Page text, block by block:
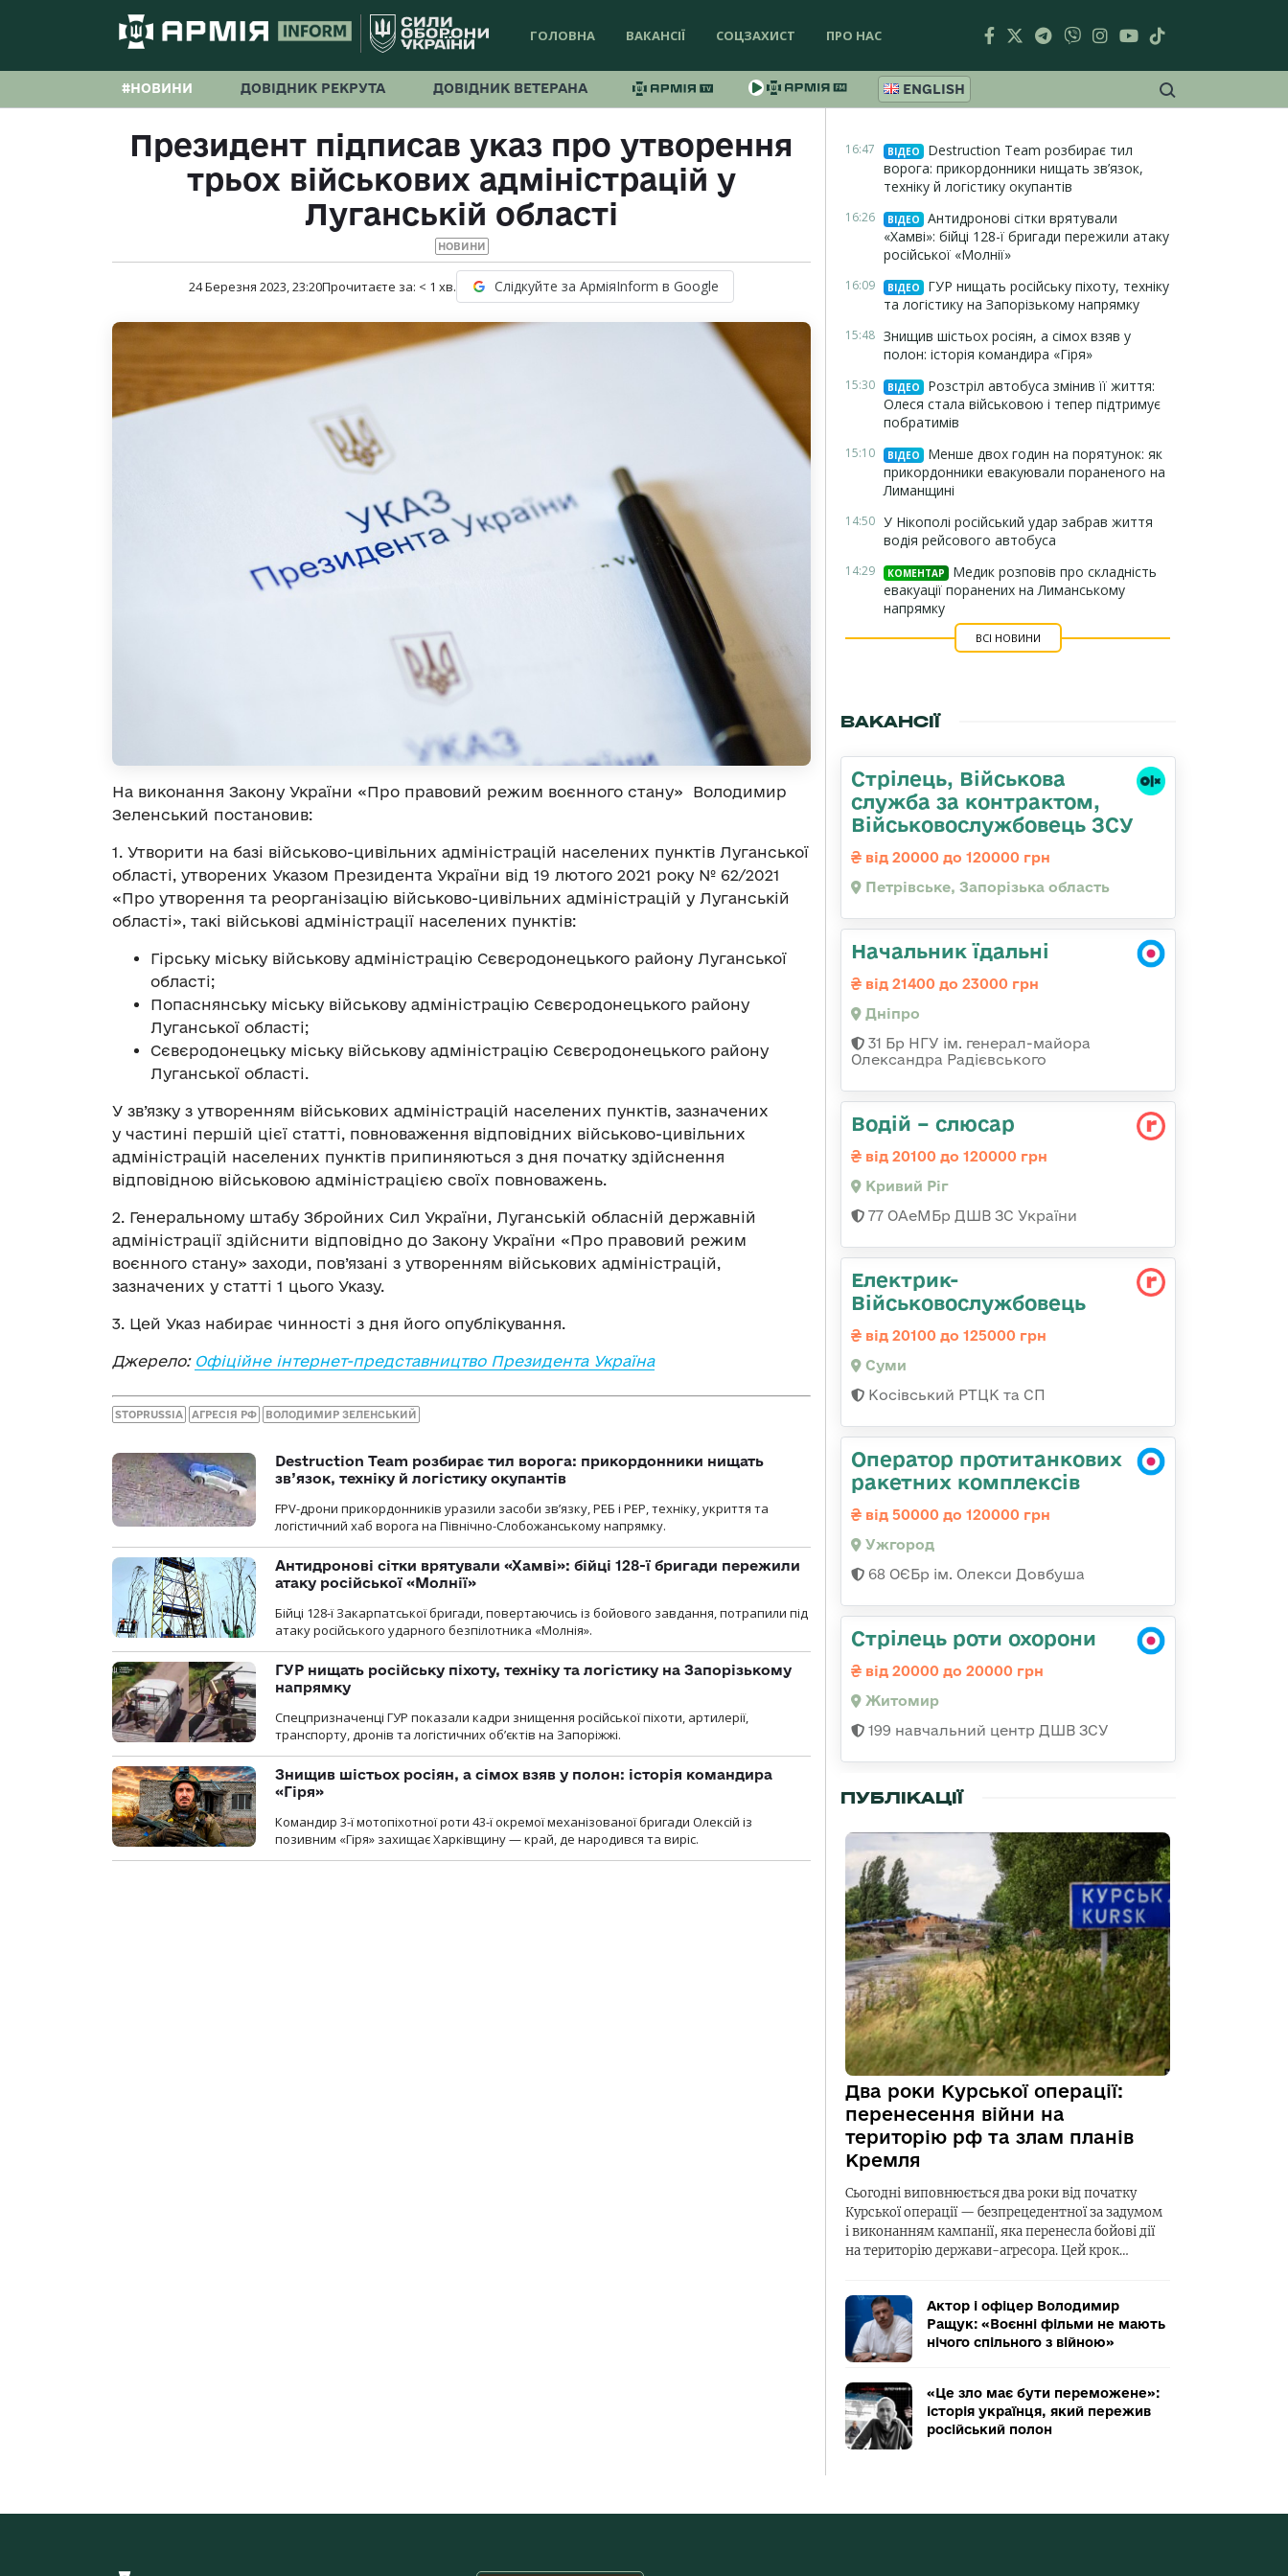
ГОЛОВНА ВАКАНСІЇ СОЦЗАХИСТ ПРО НАС
#НОВИНИ ДОВІДНИК РЕКРУТА ДОВІДНИК ВЕТЕРАНА ENGLISH
Президент підписав указ про утворення
трьох військових адміністрацій у
Луганській області
НОВИНИ
24 Березня 2023, 23:20Прочитаєте за: < 1 хв. Слідкуйте за АрміяInform в Google
На виконання Закону України «Про правовий режим воєнного стану» Володимир
Зеленський постановив:
1. Утворити на базі військово-цивільних адміністрацій населених пунктів Луганської
області, утворених Указом Президента України від 19 лютого 2021 року № 62/2021
«Про утворення та реорганізацію військово-цивільних адміністрацій у Луганській
області», такі військові адміністрації населених пунктів:
Гірську міську військову адміністрацію Сєвєродонецького району Луганської
області;
Попаснянську міську військову адміністрацію Сєвєродонецького району
Луганської області;
Сєвєродонецьку міську військову адміністрацію Сєвєродонецького району
Луганської області.
У зв’язку з утворенням військових адміністрацій населених пунктів, зазначених
у частині першій цієї статті, повноваження відповідних військово-цивільних
адміністрацій населених пунктів припиняються з дня початку здійснення
відповідною військовою адміністрацією своїх повноважень.
2. Генеральному штабу Збройних Сил України, Луганській обласній державній
адміністрації здійснити відповідно до Закону України «Про правовий режим
воєнного стану» заходи, пов’язані з утворенням військових адміністрацій,
зазначених у статті 1 цього Указу.
3. Цей Указ набирає чинності з дня його опублікування.
Джерело: Офіційне інтернет-представництво Президента Україна
STOPRUSSIA АГРЕСІЯ РФ ВОЛОДИМИР ЗЕЛЕНСЬКИЙ
Destruction Team розбирає тил ворога: прикордонники нищать
зв’язок, техніку й логістику окупантів
FPV-дрони прикордонників уразили засоби зв’язку, РЕБ і РЕР, техніку, укриття та
логістичний хаб ворога на Північно-Слобожанському напрямку.
Антидронові сітки врятували «Хамві»: бійці 128-ї бригади пережили
атаку російської «Молнії»
Бійці 128-ї Закарпатської бригади, повертаючись із бойового завдання, потрапили під
атаку російського ударного безпілотника «Молнія».
ГУР нищать російську піхоту, техніку та логістику на Запорізькому
напрямку
Спецпризначенці ГУР показали кадри знищення російської піхоти, артилерії,
транспорту, дронів та логістичних об’єктів на Запоріжжі.
Знищив шістьох росіян, а сімох взяв у полон: історія командира
«Гіря»
Командир 3-ї мотопіхотної роти 43-ї окремої механізованої бригади Олексій із
позивним «Гіря» захищає Харківщину — край, де народився та виріс.
16:47 ВІДЕО
Destruction Team розбирає тил
ворога: прикордонники нищать зв’язок,
техніку й логістику окупантів
16:26 ВІДЕО
Антидронові сітки врятували
«Хамві»: бійці 128-ї бригади пережили атаку
російської «Молнії»
16:09 ВІДЕО
ГУР нищать російську піхоту, техніку
та логістику на Запорізькому напрямку
15:48 Знищив шістьох росіян, а сімох взяв у
полон: історія командира «Гіря»
15:30 ВІДЕО
Розстріл автобуса змінив її життя:
Олеся стала військовою і тепер підтримує
побратимів
15:10 ВІДЕО
Менше двох годин на порятунок: як
прикордонники евакуювали пораненого на
Лиманщині
14:50 У Нікополі російський удар забрав життя
водія рейсового автобуса
14:29 КОМЕНТАР
Медик розповів про складність
евакуації поранених на Лиманському
напрямку
ВСІ НОВИНИ
ВАКАНСІЇ
Стрілець, Військова
служба за контрактом,
Військовослужбовець ЗСУ
від 20000 до 120000 грн
Петрівське, Запорізька область
Начальник їдальні
від 21400 до 23000 грн
Дніпро
31 Бр НГУ ім. генерал-майора
Олександра Радієвського
Водій – слюсар
від 20100 до 120000 грн
Кривий Ріг
77 ОАеМБр ДШВ ЗС України
Електрик-
Військовослужбовець
від 20100 до 125000 грн
Суми
Косівський РТЦК та СП
Оператор протитанкових
ракетних комплексів
від 50000 до 120000 грн
Ужгород
68 ОЄБр ім. Олекси Довбуша
Стрілець роти охорони
від 20000 до 20000 грн
Житомир
199 навчальний центр ДШВ ЗСУ
ПУБЛІКАЦІЇ
Два роки Курської операції:
перенесення війни на
територію рф та злам планів
Кремля
Сьогодні виповнюється два роки від початку
Курської операції — безпрецедентної за задумом
і виконанням кампанії, яка перенесла бойові дії
на територію держави-агресора. Цей крок…
Актор і офіцер Володимир
Ращук: «Воєнні фільми не мають
нічого спільного з війною»
«Це зло має бути переможене»:
історія українця, який пережив
російський полон